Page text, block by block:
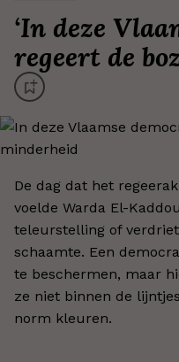
‘In deze
regeert de
De dag dat het
voelde Warda El-
teleurstelling of
schaamte. Een
te beschermen, maar
ze niet binnen de
norm kleuren.